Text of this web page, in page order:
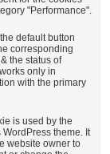
"Performance".
default button
corresponding
the status of
only in
with the primary
is used by the
WordPress theme. It
website owner to